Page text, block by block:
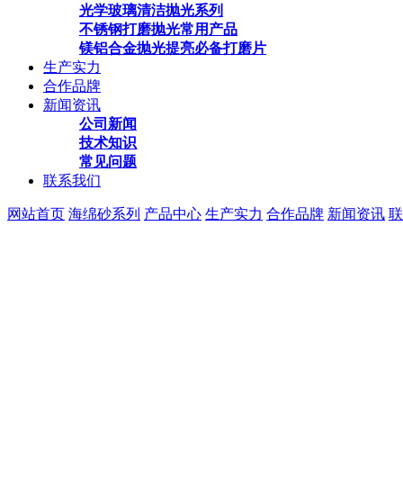
光学玻璃清洁抛光系列
不锈钢打磨抛光常用产品
镁铝合金抛光提亮必备打磨片
生产实力
合作品牌
新闻资讯
公司新闻
技术知识
常见问题
联系我们
网站首页 海绵砂系列 产品中心 生产实力 合作品牌 新闻资讯